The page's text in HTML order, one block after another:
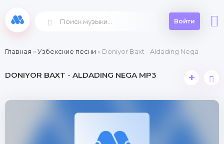
Войти
Главная »Узбекские песни » Doniyor Baxt - Aldading Nega
DONIYOR BAXT - ALDADING NEGA MP3 +